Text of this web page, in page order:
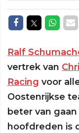
Delen opDelen
Ralf
vertrek van
Racing voor
Oostenrijkse
beter van
hoofdreden is